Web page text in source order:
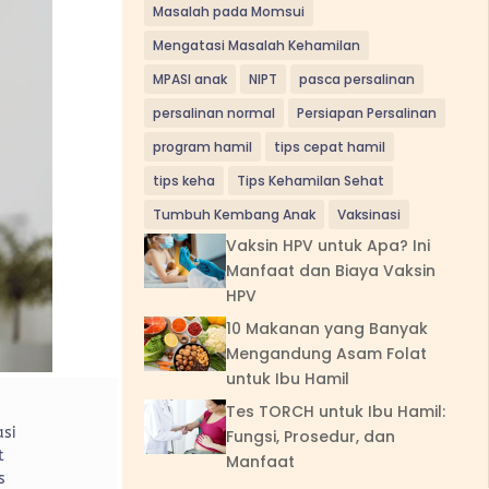
Masalah pada Momsui
Mengatasi Masalah Kehamilan
MPASI anak
NIPT
pasca persalinan
persalinan normal
Persiapan Persalinan
program hamil
tips cepat hamil
tips keha
Tips Kehamilan Sehat
Tumbuh Kembang Anak
Vaksinasi
Vaksin HPV untuk Apa? Ini
Manfaat dan Biaya Vaksin
HPV
10 Makanan yang Banyak
Mengandung Asam Folat
untuk Ibu Hamil
Tes TORCH untuk Ibu Hamil:
Fungsi, Prosedur, dan
Manfaat